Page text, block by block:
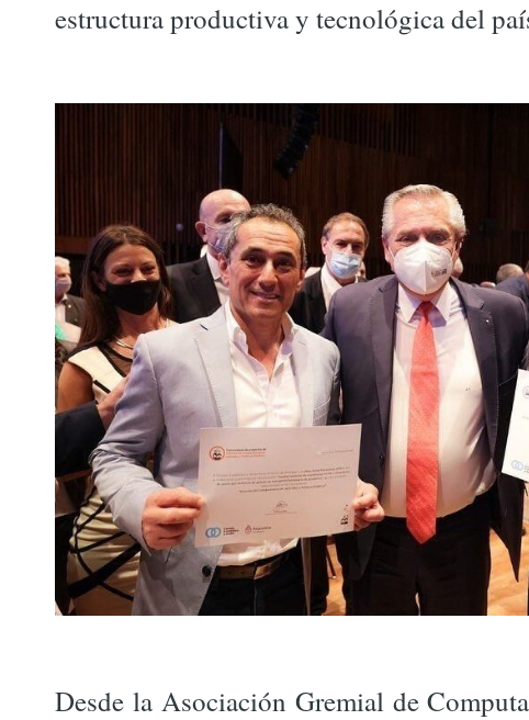
estructura productiva y tecnológica del
Desde la Asociación Gremial de